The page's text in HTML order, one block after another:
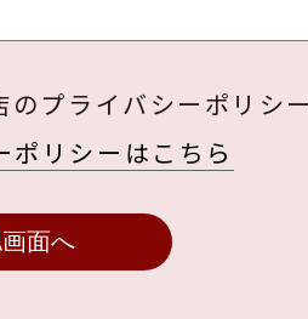
のプライバシーポリシ
ポリシーはこちら